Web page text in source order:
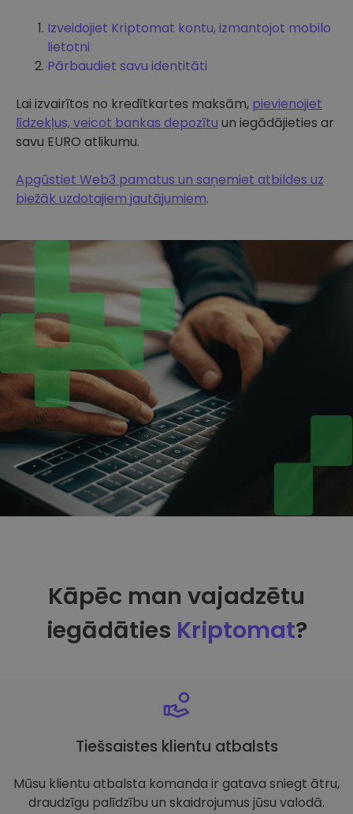
Izveidojiet Kriptomat kontu, izmantojot mobilo
lietotni
Pārbaudiet savu identitāti
Lai izvairītos no kredītkartes maksām, pievienojiet
līdzekļus, veicot bankas depozītu un iegādājieties ar
savu EURO atlikumu.
Apgūstiet Web3 pamatus un saņemiet atbildes uz
biežāk uzdotajiem jautājumiem.
Kāpēc man vajadzētu
iegādāties Kriptomat?
Tiešsaistes klientu atbalsts
Mūsu klientu atbalsta komanda ir gatava sniegt ātru,
draudzīgu palīdzību un skaidrojumus jūsu valodā.